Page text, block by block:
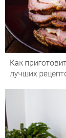
Как
лучших